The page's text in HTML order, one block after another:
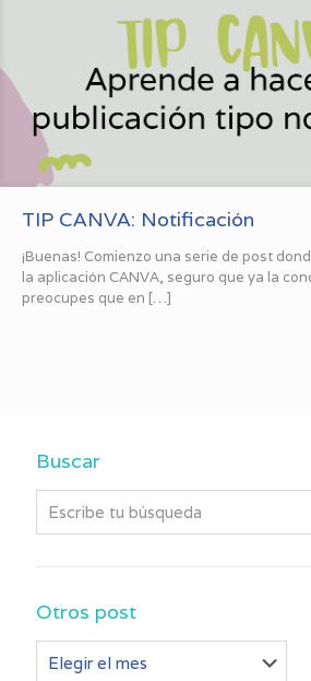
TIP CANVA: Notificación
¡Buenas! Comienzo una serie de post
la aplicación CANVA, seguro que ya la
preocupes que en […]
Buscar
Otros post
post